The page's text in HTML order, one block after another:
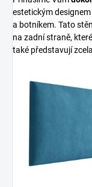
estetickým
a botníkem. Tato
na zadní straně,
také představují